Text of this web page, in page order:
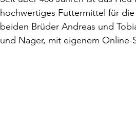
hochwertiges Futtermittel für
beiden Brüder Andreas und
und Nager, mit eigenem Online-